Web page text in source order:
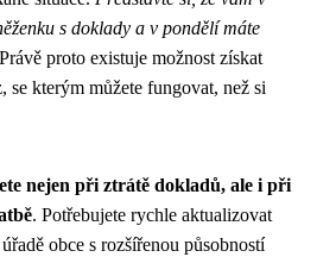
s doklady a v pondělí máte
proto existuje možnost získat
se kterým můžete fungovat, než si
nejen při ztrátě dokladů, ale i při
. Potřebujete rychle aktualizovat
obce s rozšířenou působností